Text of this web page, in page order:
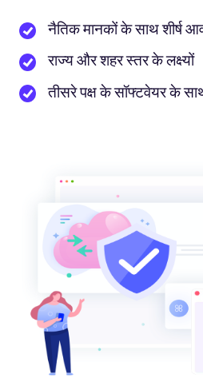
नैतिक मानकों के साथ शीर्ष
राज्य और शहर स्तर के लक्ष्यों
तीसरे पक्ष के सॉफ्टवेयर के